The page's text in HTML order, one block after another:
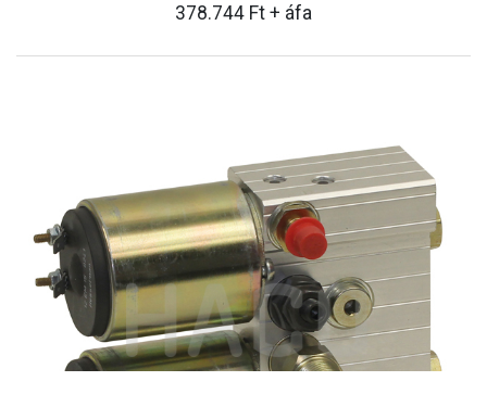
378.744 Ft + áfa